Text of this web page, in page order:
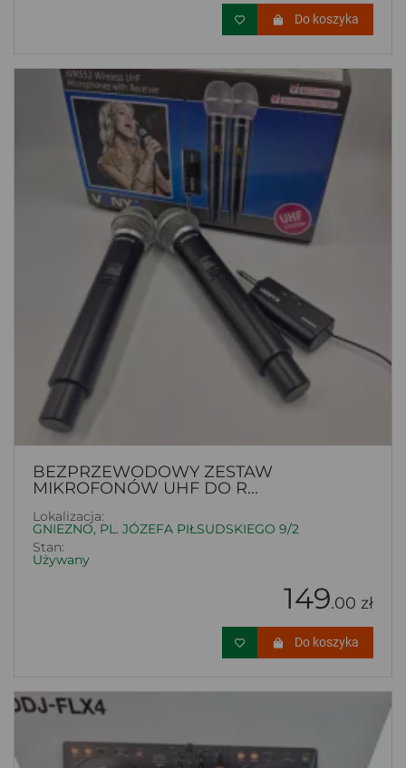
Do koszyka
BEZPRZEWODOWY ZESTAW
MIKROFONÓW UHF DO R...
Lokalizacja:
GNIEZNO, PL. JÓZEFA PIŁSUDSKIEGO 9/2
Stan:
Używany
149.00 zł
Do koszyka